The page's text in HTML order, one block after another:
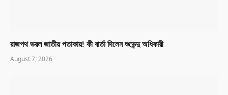
রাজপথ ভরল জাতীয় পতাকায়! কী বার্তা দিলেন শুভেন্দু অধিকারী
August 7, 2026